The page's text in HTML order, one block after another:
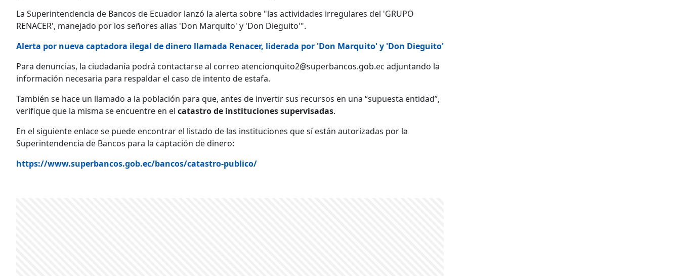
La Superintendencia de Bancos de Ecuador lanzó la alerta sobre "las actividades irregulares del 'GRUPO
RENACER', manejado por los señores alias 'Don Marquito' y 'Don Dieguito'".
Alerta por nueva captadora ilegal de dinero llamada Renacer, liderada por 'Don Marquito' y 'Don Dieguito'
Para denuncias, la ciudadanía podrá contactarse al correo atencionquito2@superbancos.gob.ec adjuntando la
información necesaria para respaldar el caso de intento de estafa.
También se hace un llamado a la población para que, antes de invertir sus recursos en una “supuesta entidad”,
verifique que la misma se encuentre en el catastro de instituciones supervisadas.
En el siguiente enlace se puede encontrar el listado de las instituciones que sí están autorizadas por la
Superintendencia de Bancos para la captación de dinero:
https://www.superbancos.gob.ec/bancos/catastro-publico/